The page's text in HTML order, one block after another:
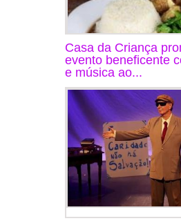
Casa da Criança
evento beneficente
e música ao...